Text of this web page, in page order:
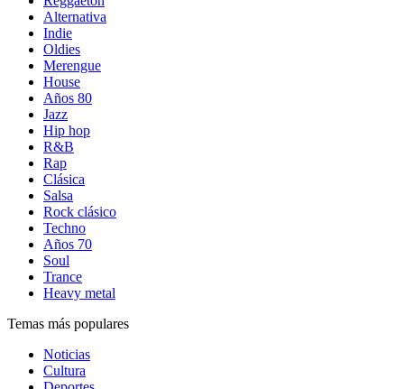
Alternativa
Indie
Oldies
Merengue
House
Años 80
Jazz
Hip hop
R&B
Rap
Clásica
Salsa
Rock clásico
Techno
Años 70
Soul
Trance
Heavy metal
Temas más populares
Noticias
Cultura